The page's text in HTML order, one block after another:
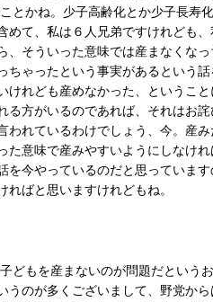
とかね。少子高齢化とか少子長寿
て、私は６人兄弟ですけれども、
そういった意味では産まなくな
ゃったという事実があるという
れども産めなかった、ということ
方がいるのであれば、それはお詫
れているわけでしょう、今。産
意味で産みやすいようにしなけれ
今やっているのだと思っていま
ばと思いますけれどもね。
どもを産まないのが問題だという
のが多くございまして、野党か